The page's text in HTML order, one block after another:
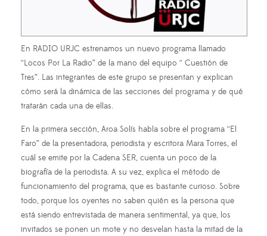
En RADIO URJC estrenamos un nuevo programa llamado
“Locos Por La Radio” de la mano del equipo “ Cuestión de
Tres”. Las integrantes de este grupo se presentan y explican
cómo será la dinámica de las secciones del programa y de qué
tratarán cada una de ellas.
En la primera sección, Aroa Solís habla sobre el programa “El
Faro” de la presentadora, periodista y escritora Mara Torres, el
cuál se emite por la Cadena SER, cuenta un poco de la
biografía de la periodista. A su vez, explica el método de
funcionamiento del programa, que es bastante curioso. Sobre
todo, porque los oyentes no saben quién es la persona que
está siendo entrevistada de manera sentimental, ya que, los
invitados se ponen un mote y no desvelan hasta la mitad de la